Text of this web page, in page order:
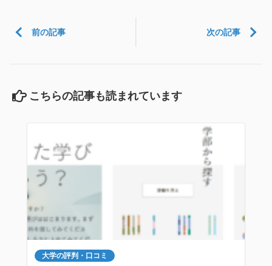
前の記事 次の記事
こちらの記事も読まれています
大学の評判・口コミ